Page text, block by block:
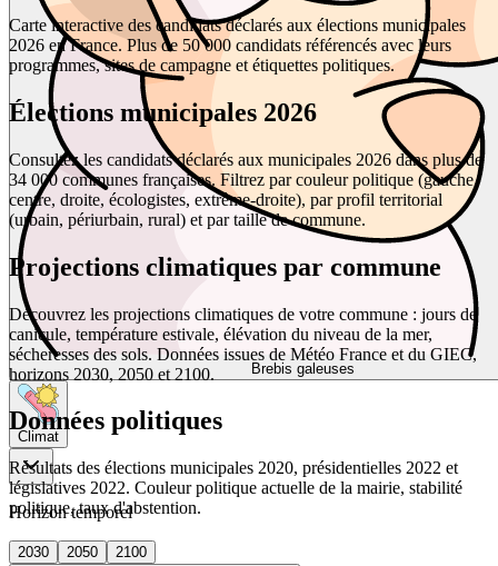
Brebis galeuses
Climat
Horizon temporel
2030 2050
2100
Carte interactive des candidats déclarés aux élections municipales
2026 en France. Plus de 50 000 candidats référencés avec leurs
programmes, sites de campagne et étiquettes politiques.
Élections municipales 2026
Consultez les candidats déclarés aux municipales 2026 dans plus de
34 000 communes françaises. Filtrez par couleur politique (gauche,
centre, droite, écologistes, extrême-droite), par profil territorial
(urbain, périurbain, rural) et par taille de commune.
Projections climatiques par commune
Découvrez les projections climatiques de votre commune : jours de
canicule, température estivale, élévation du niveau de la mer,
sécheresses des sols. Données issues de Météo France et du GIEC,
horizons 2030, 2050 et 2100.
Données politiques
Résultats des élections municipales 2020, présidentielles 2022 et
législatives 2022. Couleur politique actuelle de la mairie, stabilité
politique, taux d'abstention.